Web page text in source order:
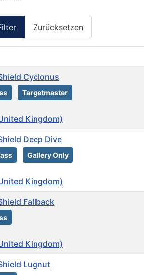
Zurücksetzen
Cyclonus
Targetmaster
Deep Dive
Gallery Only
Fallback
Lugnut